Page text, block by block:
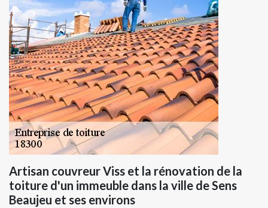
Artisan couvreur Viss et la rénovation de la
toiture d'un immeuble dans la ville de Sens
Beaujeu et ses environs